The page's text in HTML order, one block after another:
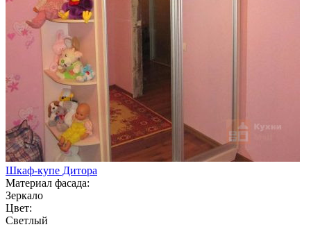
Шкаф-купе Дитора
Материал фасада:
Зеркало
Цвет:
Светлый